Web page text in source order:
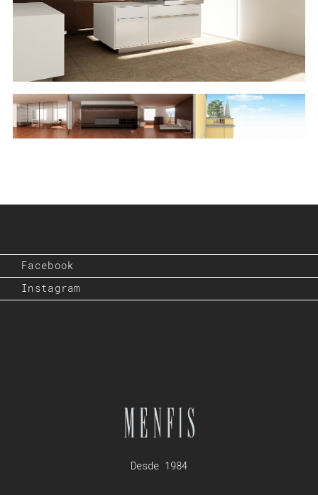
Facebook
Instagram
Desde 1984